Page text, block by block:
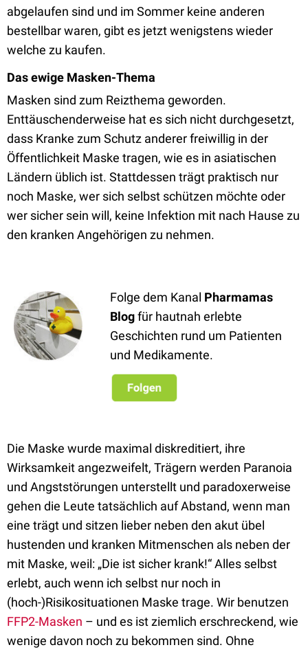
abgelaufen sind und im Sommer keine anderen
bestellbar waren, gibt es jetzt wenigstens wieder
welche zu kaufen.
Das ewige Masken-Thema
Masken sind zum Reizthema geworden.
Enttäuschenderweise hat es sich nicht durchgesetzt,
dass Kranke zum Schutz anderer freiwillig in der
Öffentlichkeit Maske tragen, wie es in asiatischen
Ländern üblich ist. Stattdessen trägt praktisch nur
noch Maske, wer sich selbst schützen möchte oder
wer sicher sein will, keine Infektion mit nach Hause zu
den kranken Angehörigen zu nehmen.
Folge dem Kanal Pharmamas
Blogfür hautnah erlebte
Geschichten rund um Patienten
und Medikamente.
Die Maske wurde maximal diskreditiert, ihre
Wirksamkeit angezweifelt, Trägern werden Paranoia
und Angststörungen unterstellt und paradoxerweise
gehen die Leute tatsächlich auf Abstand, wenn man
eine trägt und sitzen lieber neben den akut übel
hustenden und kranken Mitmenschen als neben der
mit Maske, weil: „Die ist sicher krank!“ Alles selbst
erlebt, auch wenn ich selbst nur noch in
(hoch-)Risikosituationen Maske trage. Wir benutzen
FFP2-Masken – und es ist ziemlich erschreckend, wie
wenige davon noch zu bekommen sind. Ohne